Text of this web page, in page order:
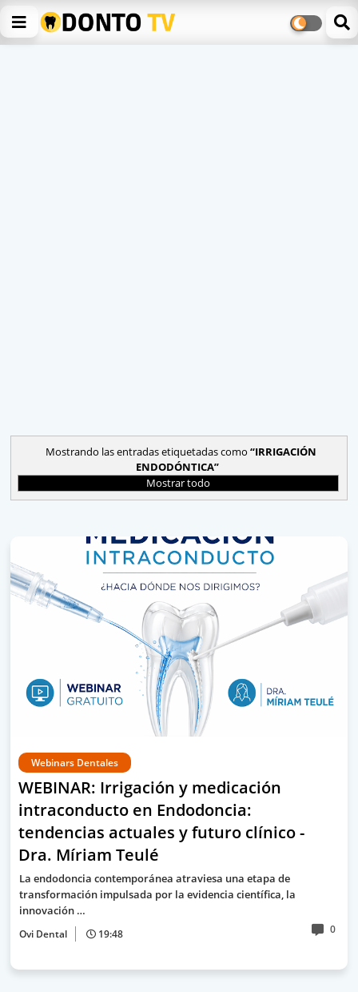
Mostrando las entradas etiquetadas como
IRRIGACIÓN
ENDODÓNTICA
Mostrar todo
Webinars Dentales
WEBINAR: Irrigación y medicación
intraconducto en Endodoncia:
tendencias actuales y futuro clínico -
Dra. Míriam Teulé
La endodoncia contemporánea atraviesa una etapa de
transformación impulsada por la evidencia científica, la
innovación …
Ovi Dental 19:48 0